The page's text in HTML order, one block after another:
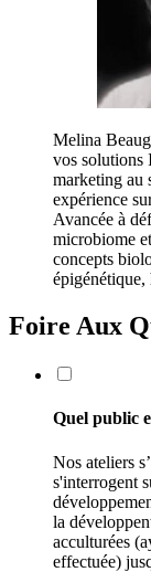
Melina
vos solutions
marketing au
expérience
Avancée à
microbiome
concepts
épigénétique,
Foire Aux
Quel public
Nos ateliers
s'interrogent
la
acculturées
effectuée)